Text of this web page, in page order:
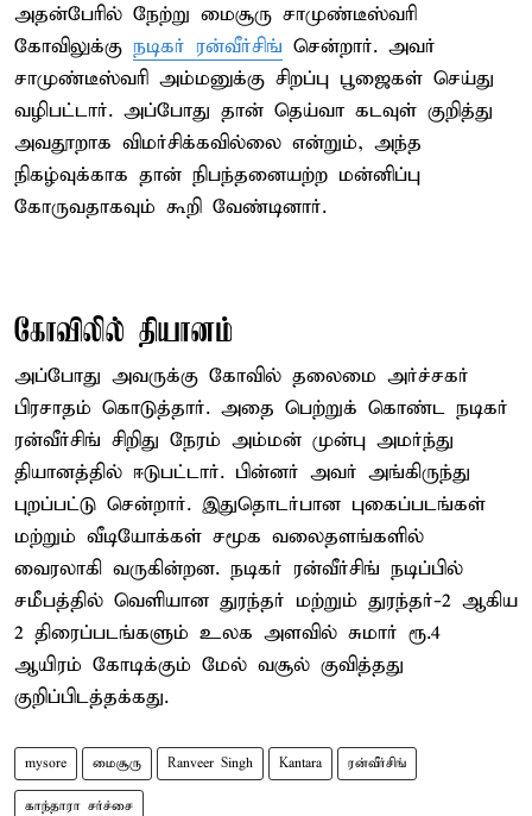
அதன்பேரில் நேற்று மைசூரு சாமுண்டீஸ்வரி
கோவிலுக்கு நடிகர் ரன்வீர்சிங் சென்றார். அவர்
சாமுண்டீஸ்வரி அம்மனுக்கு சிறப்பு பூஜைகள் செய்து
வழிபட்டார். அப்போது தான் தெய்வா கடவுள் குறித்து
அவதூறாக விமர்சிக்கவில்லை என்றும், அந்த
நிகழ்வுக்காக தான் நிபந்தனையற்ற மன்னிப்பு
கோருவதாகவும் கூறி வேண்டினார்.
கோவிலில் தியானம்
அப்போது அவருக்கு கோவில் தலைமை அர்ச்சகர்
பிரசாதம் கொடுத்தார். அதை பெற்றுக் கொண்ட நடிகர்
ரன்வீர்சிங் சிறிது நேரம் அம்மன் முன்பு அமர்ந்து
தியானத்தில் ஈடுபட்டார். பின்னர் அவர் அங்கிருந்து
புறப்பட்டு சென்றார். இதுதொடர்பான புகைப்படங்கள்
மற்றும் வீடியோக்கள் சமூக வலைதளங்களில்
வைரலாகி வருகின்றன. நடிகர் ரன்வீர்சிங் நடிப்பில்
சமீபத்தில் வெளியான துரந்தர் மற்றும் துரந்தர்-2 ஆகிய
2 திரைப்படங்களும் உலக அளவில் சுமார் ரூ.4
ஆயிரம் கோடிக்கும் மேல் வசூல் குவித்தது
குறிப்பிடத்தக்கது.
mysore மைசூரு Ranveer Singh Kantara ரன்வீர்சிங்
காந்தாரா சர்ச்சை